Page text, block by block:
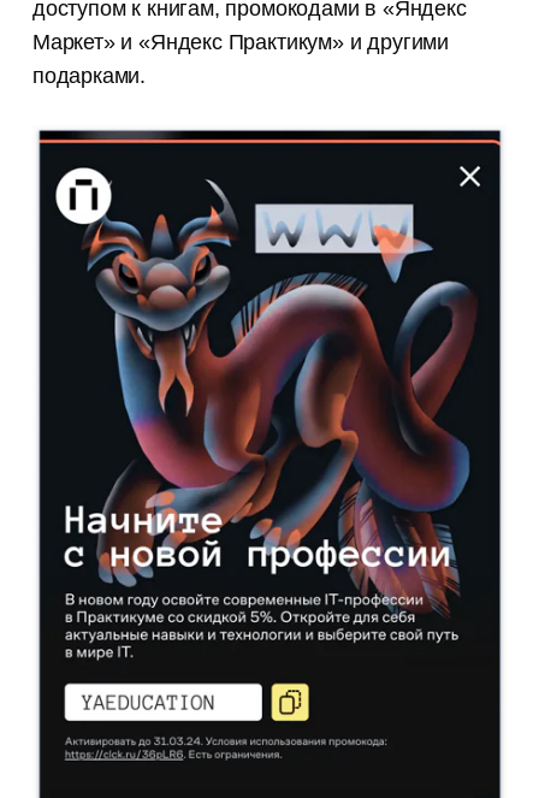
доступом к книгам, промокодами в «Яндекс
Маркет» и «Яндекс Практикум» и другими
подарками.